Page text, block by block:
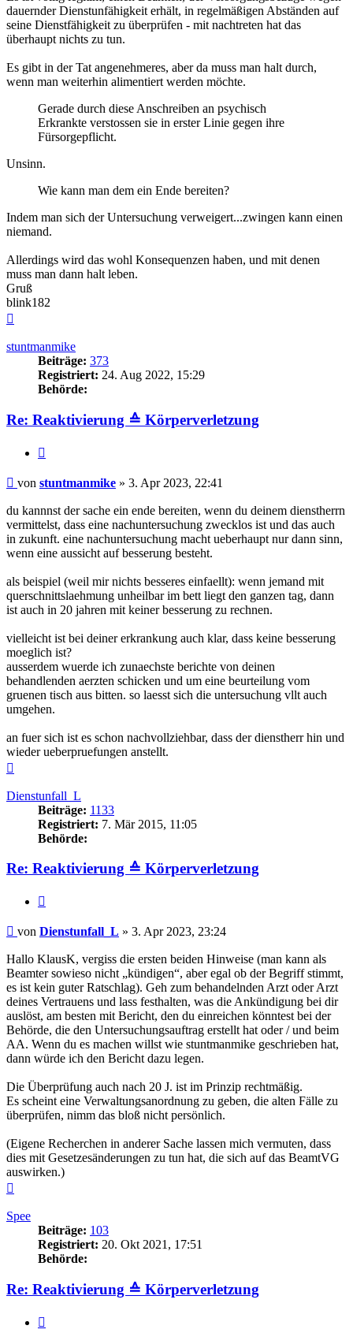
dauernder Dienstunfähigkeit erhält, in regelmäßigen Abständen auf
seine Dienstfähigkeit zu überprüfen - mit nachtreten hat das
überhaupt nichts zu tun.
Es gibt in der Tat angenehmeres, aber da muss man halt durch,
wenn man weiterhin alimentiert werden möchte.
Gerade durch diese Anschreiben an psychisch
Erkrankte verstossen sie in erster Linie gegen ihre
Fürsorgepflicht.
Unsinn.
Wie kann man dem ein Ende bereiten?
Indem man sich der Untersuchung verweigert...zwingen kann einen
niemand.
Allerdings wird das wohl Konsequenzen haben, und mit denen
muss man dann halt leben.
Gruß
blink182
stuntmanmike
Beiträge: 373
Registriert: 24. Aug 2022, 15:29
Behörde:
Re: Reaktivierung ≙ Körperverletzung
Beitrag
von stuntmanmike » 3. Apr 2023, 22:41
du kannnst der sache ein ende bereiten, wenn du deinem dienstherrn
vermittelst, dass eine nachuntersuchung zwecklos ist und das auch
in zukunft. eine nachuntersuchung macht ueberhaupt nur dann sinn,
wenn eine aussicht auf besserung besteht.
als beispiel (weil mir nichts besseres einfaellt): wenn jemand mit
querschnittslaehmung unheilbar im bett liegt den ganzen tag, dann
ist auch in 20 jahren mit keiner besserung zu rechnen.
vielleicht ist bei deiner erkrankung auch klar, dass keine besserung
moeglich ist?
ausserdem wuerde ich zunaechste berichte von deinen
behandlenden aerzten schicken und um eine beurteilung vom
gruenen tisch aus bitten. so laesst sich die untersuchung vllt auch
umgehen.
an fuer sich ist es schon nachvollziehbar, dass der dienstherr hin und
wieder ueberpruefungen anstellt.
Dienstunfall_L
Beiträge: 1133
Registriert: 7. Mär 2015, 11:05
Behörde:
Re: Reaktivierung ≙ Körperverletzung
Beitrag
von Dienstunfall_L » 3. Apr 2023, 23:24
Hallo KlausK, vergiss die ersten beiden Hinweise (man kann als
Beamter sowieso nicht „kündigen“, aber egal ob der Begriff stimmt,
es ist kein guter Ratschlag). Geh zum behandelnden Arzt oder Arzt
deines Vertrauens und lass festhalten, was die Ankündigung bei dir
auslöst, am besten mit Bericht, den du einreichen könntest bei der
Behörde, die den Untersuchungsauftrag erstellt hat oder / und beim
AA. Wenn du es machen willst wie stuntmanmike geschrieben hat,
dann würde ich den Bericht dazu legen.
Die Überprüfung auch nach 20 J. ist im Prinzip rechtmäßig.
Es scheint eine Verwaltungsanordnung zu geben, die alten Fälle zu
überprüfen, nimm das bloß nicht persönlich.
(Eigene Recherchen in anderer Sache lassen mich vermuten, dass
dies mit Gesetzesänderungen zu tun hat, die sich auf das BeamtVG
auswirken.)
Spee
Beiträge: 103
Registriert: 20. Okt 2021, 17:51
Behörde:
Re: Reaktivierung ≙ Körperverletzung